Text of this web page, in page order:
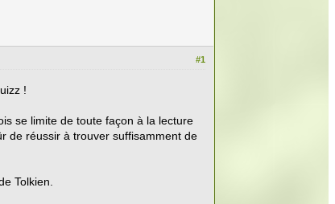
#1
!
se limite de toute façon à la lecture
de réussir à trouver suffisamment de
Tolkien.